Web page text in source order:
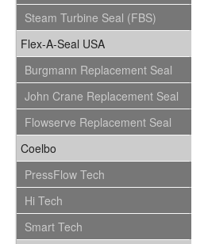
Steam Turbine Seal (FBS)
Flex-A-Seal USA
Burgmann Replacement Seal
John Crane Replacement Seal
Flowserve Replacement Seal
Coelbo
PressFlow Tech
Hi Tech
Smart Tech